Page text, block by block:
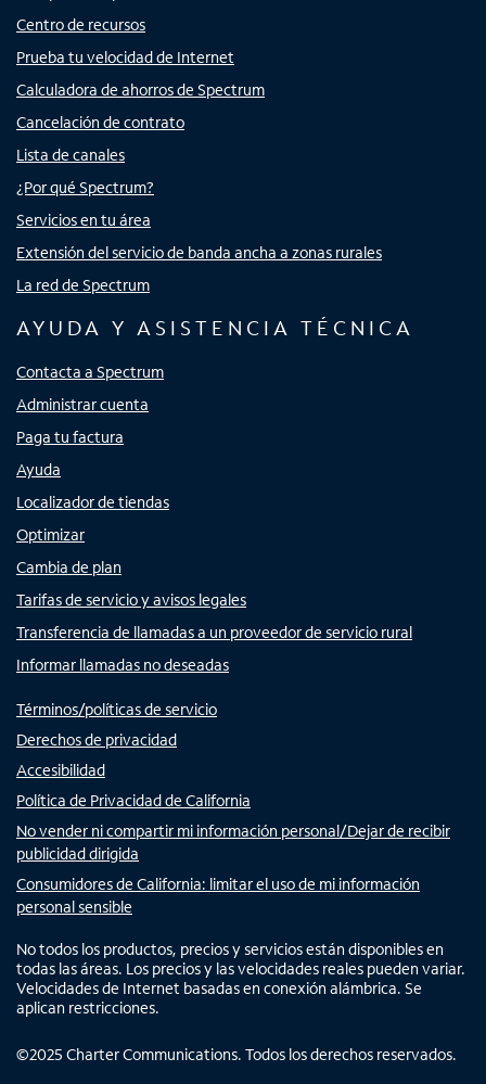
Centro de recursos
Prueba tu velocidad de Internet
Calculadora de ahorros de Spectrum
Cancelación de contrato
Lista de canales
¿Por qué Spectrum?
Servicios en tu área
Extensión del servicio de banda ancha a zonas rurales
La red de Spectrum
AYUDA Y ASISTENCIA TÉCNICA
Contacta a Spectrum
Administrar cuenta
Paga tu factura
Ayuda
Localizador de tiendas
Optimizar
Cambia de plan
Tarifas de servicio y avisos legales
Transferencia de llamadas a un proveedor de servicio rural
Informar llamadas no deseadas
Términos/políticas de servicio
Derechos de privacidad
Accesibilidad
Política de Privacidad de California
No vender ni compartir mi información personal/Dejar de recibir
publicidad dirigida
Consumidores de California: limitar el uso de mi información
personal sensible
No todos los productos, precios y servicios están disponibles en
todas las áreas. Los precios y las velocidades reales pueden variar.
Velocidades de Internet basadas en conexión alámbrica. Se
aplican restricciones.
©2025 Charter Communications. Todos los derechos reservados.